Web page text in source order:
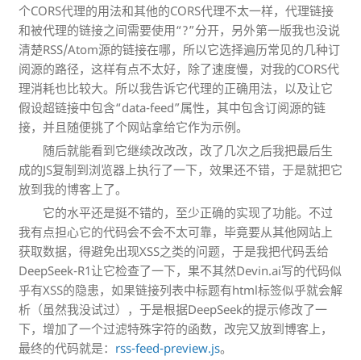
个CORS代理的用法和其他的CORS代理不太一样，代理链接
和被代理的链接之间需要使用“?”分开，另外第一版我也没说
清楚RSS/Atom源的链接在哪，所以它选择遍历常见的几种订
阅源的路径，这样有点不太好，除了速度慢，对我的CORS代
理消耗也比较大。所以我告诉它代理的正确用法，以及让它
假设超链接中包含“data-feed”属性，其中包含订阅源的链
接，并且随便挑了个网站拿给它作为示例。
随后就能看到它继续改改改，改了几次之后我把最后生
成的JS复制到浏览器上执行了一下，效果还不错，于是就把它
放到我的博客上了。
它的水平还是挺不错的，至少正确的实现了功能。不过
我有点担心它的代码会不会不太可靠，毕竟要从其他网站上
获取数据，得避免出现XSS之类的问题，于是我把代码丢给
DeepSeek-R1让它检查了一下，果不其然Devin.ai写的代码似
乎有XSS的隐患，如果链接列表中标题有html标签似乎就会解
析（虽然我没试过），于是根据DeepSeek的提示修改了一
下，增加了一个过滤特殊字符的函数，改完又放到博客上，
最终的代码就是： rss-feed-preview.js。